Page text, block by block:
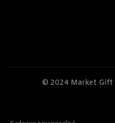
© 2024 Market Gift